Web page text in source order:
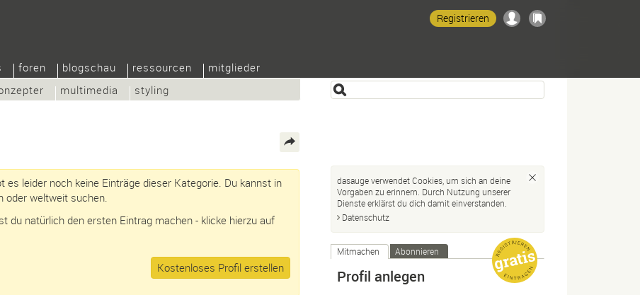
multimedia styling
foren blogschau ressourcen mitglieder
Registrieren
es leider noch keine Einträge dieser Kategorie. Du kannst in
oder weltweit suchen.
du natürlich den ersten Eintrag machen - klicke hierzu auf
Kostenloses Profil erstellen
dasauge verwendet Cookies, um sich an deine
Vorgaben zu erinnern. Durch Nutzung unserer
Dienste erklärst du dich damit einverstanden.
Datenschutz
Mitmachen Abonnieren
Profil anlegen